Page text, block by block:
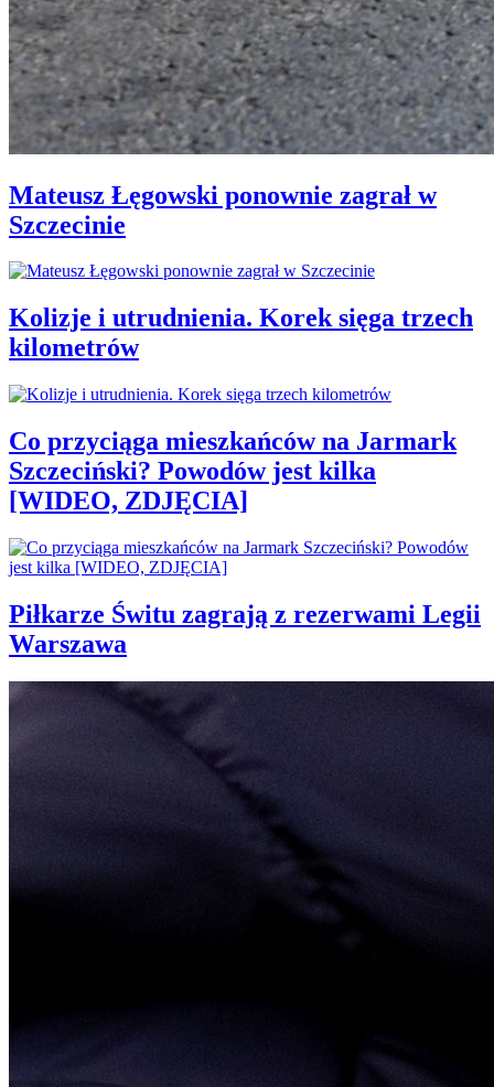
Mateusz Łęgowski ponownie zagrał w
Szczecinie
Kolizje i utrudnienia. Korek sięga trzech
kilometrów
Co przyciąga mieszkańców na Jarmark
Szczeciński? Powodów jest kilka
[WIDEO, ZDJĘCIA]
Piłkarze Świtu zagrają z rezerwami Legii
Warszawa